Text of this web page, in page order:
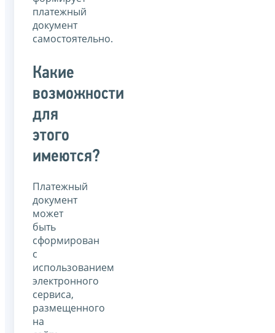
платежный
документ
самостоятельно.
Какие
возможности
для
этого
имеются?
Платежный
документ
может
быть
сформирован
с
использованием
электронного
сервиса,
размещенного
на